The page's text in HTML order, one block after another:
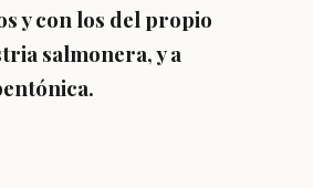
y con los del propio
salmonera, y a